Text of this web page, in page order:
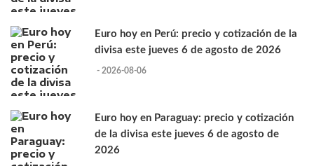
Euro hoy en Perú: precio y cotización de la
divisa este jueves 6 de agosto de 2026
- 2026-08-06
Euro hoy en Paraguay: precio y cotización
de la divisa este jueves 6 de agosto de
2026